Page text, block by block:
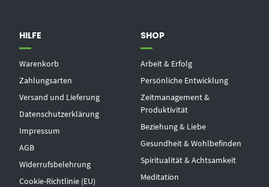
HILFE
Warenkorb
Zahlungsarten
Versand und Lieferung
Datenschutzerklärung
Impressum
AGB
Widerrufsbelehrung
Cookie-Richtlinie (EU)
SHOP
Arbeit & Erfolg
Persönliche Entwicklung
Zeitmanagement &
Produktivität
Beziehung & Liebe
Gesundheit & Wohlbefinden
Spiritualität & Achtsamkeit
Meditation